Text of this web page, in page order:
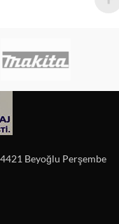
Beyoğlu Perşembe